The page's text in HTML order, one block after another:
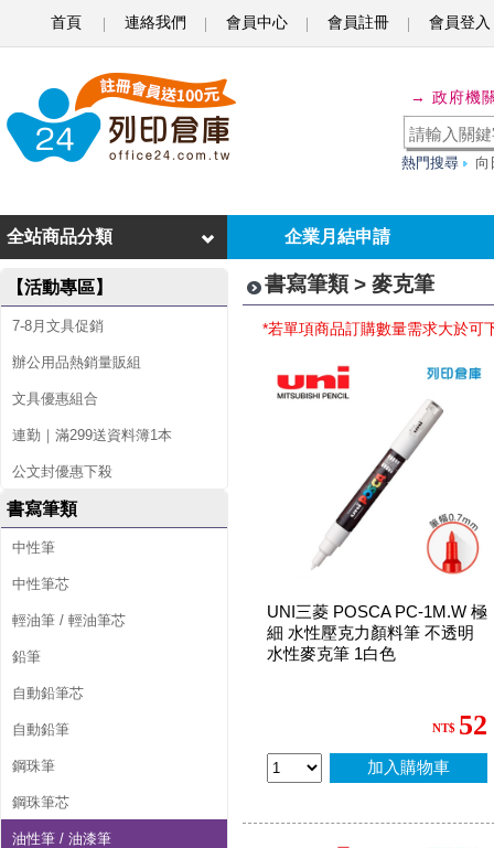
首頁 連絡我們 會員中心 會員註冊 會員登入
克
筆
→ 政府機
熱門搜尋 向
企業月結申請
全站商品分類
【活動專區】
7-8月文具促銷
辦公用品熱銷量販組
文具優惠組合
連勤｜滿299送資料簿1本
公文封優惠下殺
書寫筆類
中性筆
中性筆芯
輕油筆 / 輕油筆芯
鉛筆
自動鉛筆芯
自動鉛筆
鋼珠筆
鋼珠筆芯
油性筆 / 油漆筆
書寫筆類 > 麥克筆
*若單項商品訂購數量需求大於可
UNI三菱 POSCA PC-1M.W 極
細 水性壓克力顏料筆 不透明
水性麥克筆 1白色
NT$ 52
加入購物車